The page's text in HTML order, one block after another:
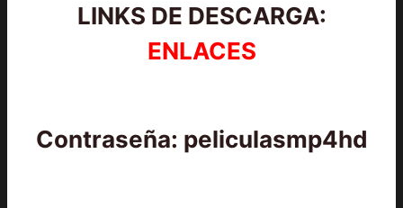
LINKS DE DESCARGA:
ENLACES
Contraseña: peliculasmp4hd